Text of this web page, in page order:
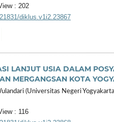
: 202
diklus.v1i2.23867
LANJUT USIA DALAM
MERGANGSAN KOTA
(Universitas Negeri
: 116